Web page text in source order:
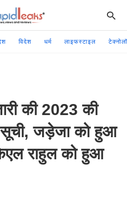
विदेश धर्म लाइफस्टाइल
की 2023 की
सूची, जड़ेजा को हुआ
राहुल को हुआ